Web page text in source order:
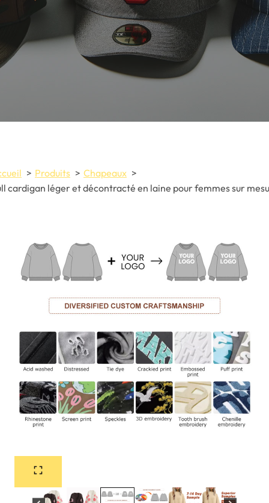
Produits
Chapeaux
cardigan léger et décontracté en laine pour femmes sur